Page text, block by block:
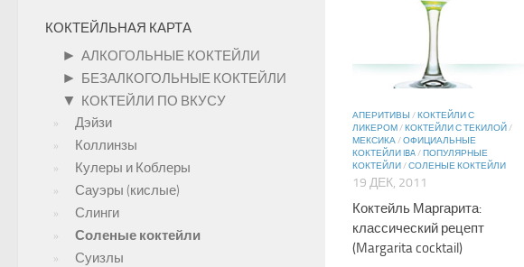
АПЕРИТИВЫ /КОКТЕЙЛИ С
ЛИКЕРОМ/КОКТЕЙЛИ С ТЕКИЛОЙ/
МЕКСИКА/ОФИЦИАЛЬНЫЕ
КОКТЕЙЛИ IBA/ПОПУЛЯРНЫЕ
КОКТЕЙЛИ/СОЛЕНЫЕ КОКТЕЙЛИ
19 ДЕК, 2011
Коктейль Маргарита:
классический рецепт
(Margarita cocktail)
КОКТЕЙЛЬНАЯ КАРТА
► АЛКОГОЛЬНЫЕ КОКТЕЙЛИ
► БЕЗАЛКОГОЛЬНЫЕ КОКТЕЙЛИ
▼ КОКТЕЙЛИ ПО ВКУСУ
Дэйзи
Коллинзы
Кулеры и Коблеры
Сауэры (кислые)
Слинги
Соленые коктейли
Суизлы